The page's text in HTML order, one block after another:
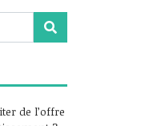
de l’offre